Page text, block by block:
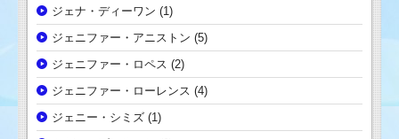
ジェナ・ディーワン (1)
ジェニファー・アニストン (5)
ジェニファー・ロペス (2)
ジェニファー・ローレンス (4)
ジェニー・シミズ (1)